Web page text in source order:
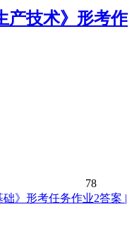
产技术》形考作
78